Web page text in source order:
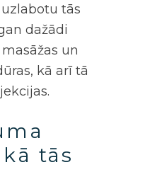
tās
dažādi
un
kā arī tā
.
tās